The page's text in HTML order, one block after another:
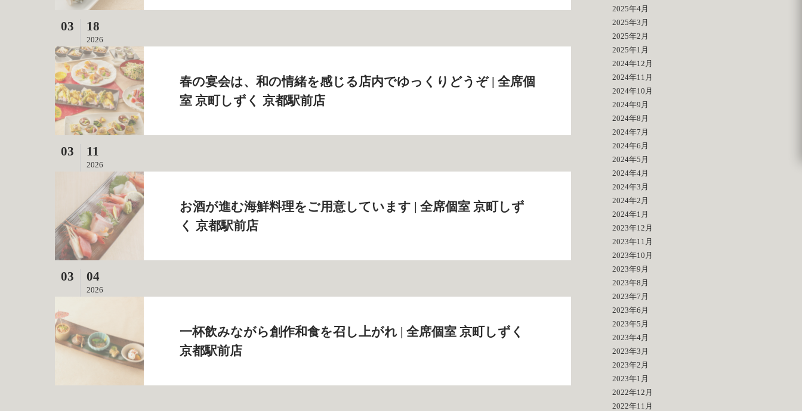
03 18
2026
春の宴会は、和の情緒を感じる店内でゆっくりどうぞ | 全席個
室 京町しずく 京都駅前店
03 11
2026
お酒が進む海鮮料理をご用意しています | 全席個室 京町しず
く 京都駅前店
03 04
2026
一杯飲みながら創作和食を召し上がれ | 全席個室 京町しずく
京都駅前店
2025年4月
2025年3月
2025年2月
2025年1月
2024年12月
2024年11月
2024年10月
2024年9月
2024年8月
2024年7月
2024年6月
2024年5月
2024年4月
2024年3月
2024年2月
2024年1月
2023年12月
2023年11月
2023年10月
2023年9月
2023年8月
2023年7月
2023年6月
2023年5月
2023年4月
2023年3月
2023年2月
2023年1月
2022年12月
2022年11月